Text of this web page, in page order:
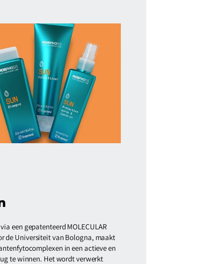
een gepatenteerd MOLECULAR
de Universiteit van Bologna, maakt
in een actieve en
te winnen. Het wordt verwerkt